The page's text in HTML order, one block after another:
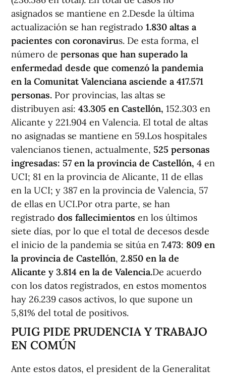
asignados se mantiene en 2.Desde la última
actualización se han registrado 1.830 altas a
pacientes con coronavirus. De esta forma, el
número de personas que han superado la
enfermedad desde que comenzó la pandemia
en la Comunitat Valenciana asciende a 417.571
personas. Por provincias, las altas se
distribuyen así: 43.305 en Castellón, 152.303 en
Alicante y 221.904 en Valencia. El total de altas
no asignadas se mantiene en 59.Los hospitales
valencianos tienen, actualmente, 525 personas
ingresadas: 57 en la provincia de Castellón, 4 en
UCI; 81 en la provincia de Alicante, 11 de ellas
en la UCI; y 387 en la provincia de Valencia, 57
de ellas en UCI.Por otra parte, se han
registrado dos fallecimientos en los últimos
siete días, por lo que el total de decesos desde
el inicio de la pandemia se sitúa en 7.473: 809 en
la provincia de Castellón, 2.850 en la de
Alicante y 3.814 en la de Valencia.De acuerdo
con los datos registrados, en estos momentos
hay 26.239 casos activos, lo que supone un
5,81% del total de positivos.
PUIG PIDE PRUDENCIA Y TRABAJO
EN COMÚN
Ante estos datos, el president de la Generalitat